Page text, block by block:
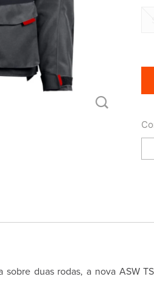
duas rodas, a nova ASW